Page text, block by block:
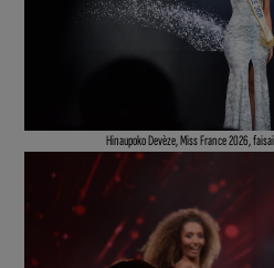
Hinaupoko Devèze, Miss France 2026,